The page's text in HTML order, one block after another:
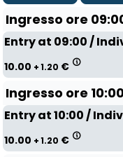
Ingresso ore
Entry at 09:00 /
10.00 + 1.20 €
Ingresso ore
Entry at 10:00 /
10.00 + 1.20 €